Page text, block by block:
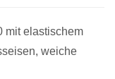
mit elastischem
weiche